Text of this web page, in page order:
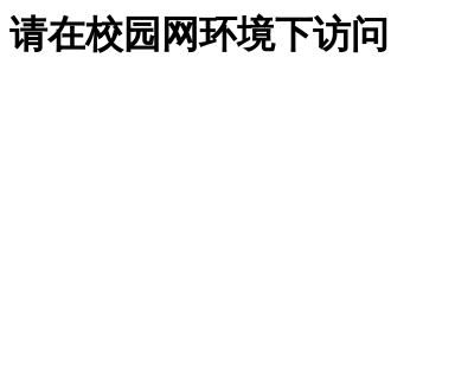
请在校园网环境下访问